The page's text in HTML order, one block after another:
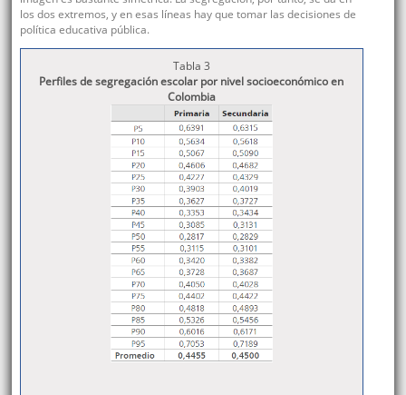
los dos extremos, y en esas líneas hay que tomar las decisiones de
política educativa pública.
Tabla 3
Perfiles de segregación escolar por nivel socioeconómico en
Colombia